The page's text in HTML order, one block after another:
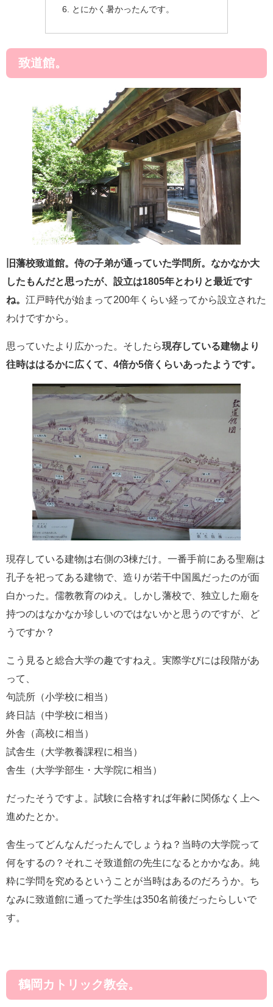
とにかく暑かったんです。
致道館。
旧藩校致道館。侍の子弟が通っていた学問所。なかなか大
したもんだと思ったが、設立は1805年とわりと最近です
ね。 江戸時代が始まって200年くらい経ってから設立された
わけですから。
思っていたより広かった。そしたら現存している建物より
往時ははるかに広くて、4倍か5倍くらいあったようです。
現存している建物は右側の3棟だけ。一番手前にある聖廟は
孔子を祀ってある建物で、造りが若干中国風だったのが面
白かった。儒教教育のゆえ。しかし藩校で、独立した廟を
持つのはなかなか珍しいのではないかと思うのですが、ど
うですか？
こう見ると総合大学の趣ですねえ。実際学びには段階があ
って、
句読所（小学校に相当）
終日詰（中学校に相当）
外舎（高校に相当）
試舎生（大学教養課程に相当）
舎生（大学学部生・大学院に相当）
だったそうですよ。試験に合格すれば年齢に関係なく上へ
進めたとか。
舎生ってどんなんだったんでしょうね？当時の大学院って
何をするの？それこそ致道館の先生になるとかかなあ。純
粋に学問を究めるということが当時はあるのだろうか。ち
なみに致道館に通ってた学生は350名前後だったらしいで
す。
鶴岡カトリック教会。